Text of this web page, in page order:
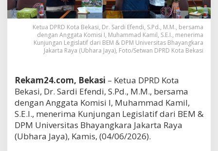
Ketua DPRD Kota Bekasi, Dr. Sardi Efendi, S.Pd., M.M., bersama
dengan Anggata Komisi I, Muhammad Kamil, S.E.I., menerima
Kunjungan Legislatif dari BEM & DPM Universitas Bhayangkara
Jakarta Raya (Ubhara Jaya), Foto/Setwan DPRD Kota Bekasi
Rekam24.com, Bekasi – Ketua DPRD Kota
Bekasi, Dr. Sardi Efendi, S.Pd., M.M., bersama
dengan Anggata Komisi I, Muhammad Kamil,
S.E.I., menerima Kunjungan Legislatif dari BEM &
DPM Universitas Bhayangkara Jakarta Raya
(Ubhara Jaya), Kamis, (04/06/2026).